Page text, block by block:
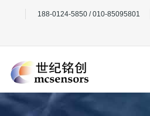
188-0124-5850 / 010-85095801